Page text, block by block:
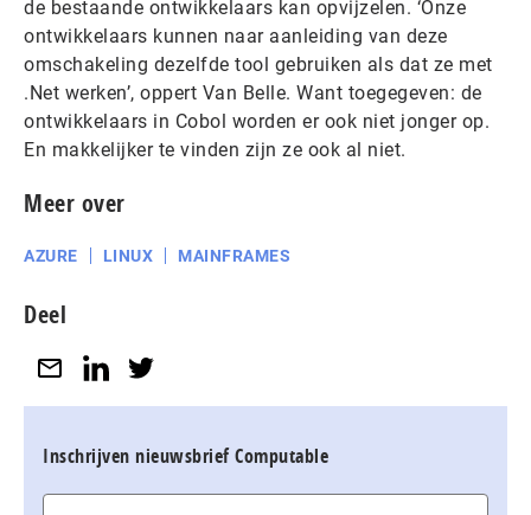
de bestaande ontwikkelaars kan opvijzelen. ‘Onze
ontwikkelaars kunnen naar aanleiding van deze
omschakeling dezelfde tool gebruiken als dat ze met
.Net werken’, oppert Van Belle. Want toegegeven: de
ontwikkelaars in Cobol worden er ook niet jonger op.
En makkelijker te vinden zijn ze ook al niet.
Meer over
AZURE LINUX MAINFRAMES
Deel
Inschrijven nieuwsbrief Computable